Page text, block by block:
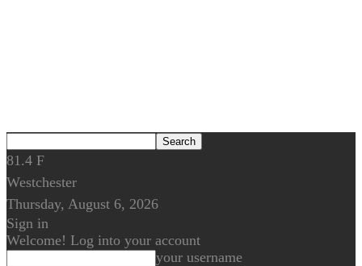
81.4 F
Westchester
Thursday, August 6, 2026
Sign in
Welcome! Log into your account
your username